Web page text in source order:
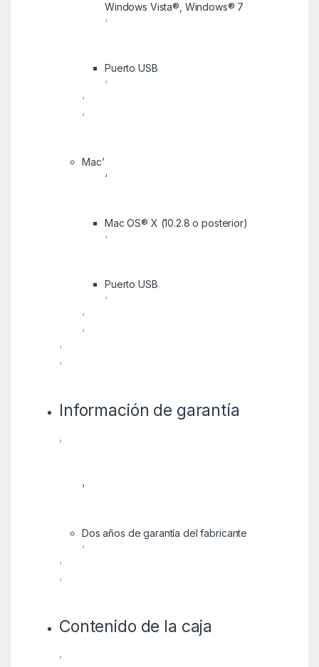
Windows Vista®, Windows® 7
‘
Puerto USB
‘
‘
‘
Mac’
‘
Mac OS® X (10.2.8 o posterior)
‘
Puerto USB
‘
‘
‘
‘
‘
Información de garantía
‘
‘
Dos años de garantía del fabricante
‘
‘
‘
Contenido de la caja
‘